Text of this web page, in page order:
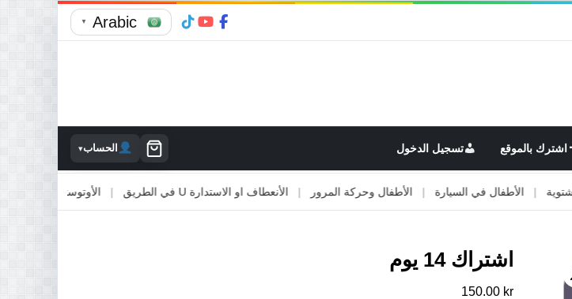
Arabic
▼
اشترك بالموقع تسجيل الدخول الحساب▾
الأطفال في السيارة | الأطفال وحركة المرور | الأنعطاف او الاستدارة U في الطريق الأوتوستراد والطرق السريعة
اشتراك 14 يوم
150.00 kr